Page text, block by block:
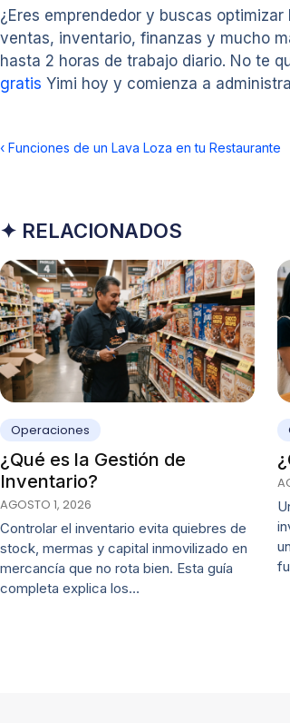
¿Eres emprendedor y buscas
ventas, inventario, finanzas y mucho
hasta 2 horas de trabajo diario. No te
gratis Yimi hoy y comienza a
‹ Funciones de un Lava Loza en tu Restaurante
✦ RELACIONADOS
Operaciones
¿Qué es la Gestión de
Inventario?
AGOSTO 1, 2026
Controlar el inventario evita quiebres de
stock, mermas y capital inmovilizado en
mercancía que no rota bien. Esta guía
completa explica los…